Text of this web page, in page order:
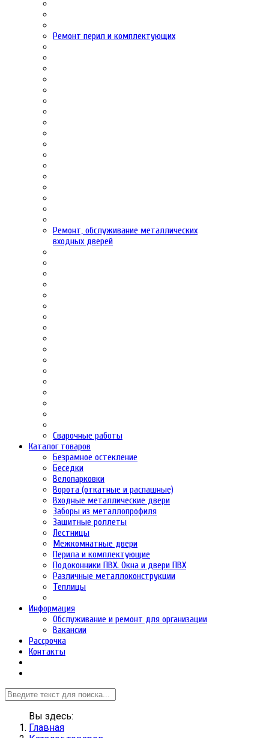
Ремонт перил и комплектующих
Ремонт, обслуживание металлических
входных дверей
Сварочные работы
Каталог товаров
Безрамное остекление
Беседки
Велопарковки
Ворота (откатные и распашные)
Входные металлические двери
Заборы из металлопрофиля
Защитные роллеты
Лестницы
Межкомнатные двери
Перила и комплектующие
Подоконники ПВХ. Окна и двери ПВХ
Различные металлоконструкции
Теплицы
Информация
Обслуживание и ремонт для организации
Вакансии
Рассрочка
Контакты
Вы здесь:
Главная